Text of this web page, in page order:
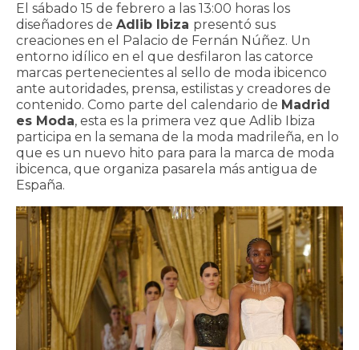
El sábado 15 de febrero a las 13:00 horas los
diseñadores de Adlib Ibiza presentó sus
creaciones en el Palacio de Fernán Núñez. Un
entorno idílico en el que desfilaron las catorce
marcas pertenecientes al sello de moda ibicenco
ante autoridades, prensa, estilistas y creadores de
contenido. Como parte del calendario de Madrid
es Moda, esta es la primera vez que Adlib Ibiza
participa en la semana de la moda madrileña, en lo
que es un nuevo hito para para la marca de moda
ibicenca, que organiza pasarela más antigua de
España.